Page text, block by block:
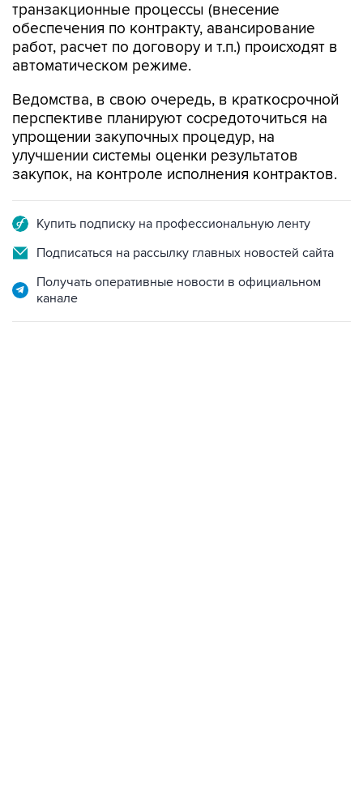
транзакционные процессы (внесение
обеспечения по контракту, авансирование
работ, расчет по договору и т.п.) происходят в
автоматическом режиме.
Ведомства, в свою очередь, в краткосрочной
перспективе планируют сосредоточиться на
упрощении закупочных процедур, на
улучшении системы оценки результатов
закупок, на контроле исполнения контрактов.
Купить подписку на профессиональную ленту
Подписаться на рассылку главных новостей сайта
Получать оперативные новости в официальном
канале